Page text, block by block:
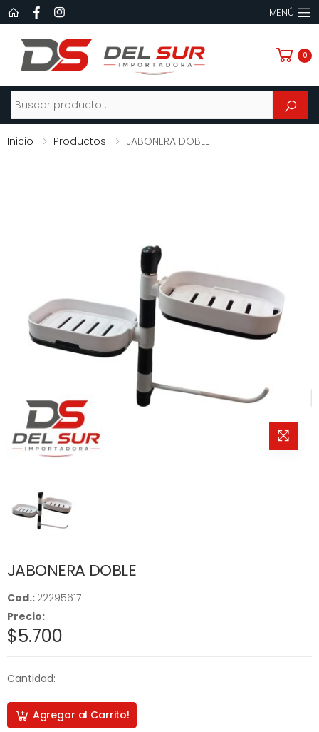
MENÚ
0
Buscar
Inicio Productos JABONERA DOBLE
JABONERA DOBLE
Cod.: 22295617
Precio:
$5.700
Cantidad:
Agregar al Carrito!